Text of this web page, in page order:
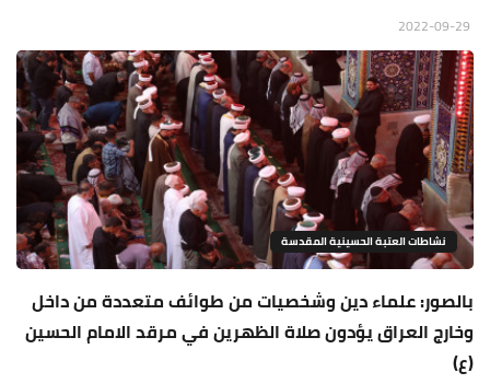
نشاطات العتبة الحسينية المقدسة
بالصور: علماء دين وشخصيات من طوائف متعددة من داخل
وخارج العراق يؤدون صلاة الظهرين في مرقد الامام الحسين
(ع)